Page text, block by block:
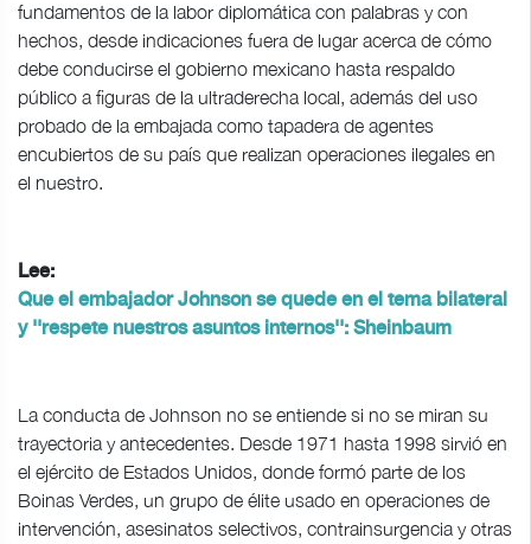
fundamentos de la labor diplomática con palabras y con
hechos, desde indicaciones fuera de lugar acerca de cómo
debe conducirse el gobierno mexicano hasta respaldo
público a figuras de la ultraderecha local, además del uso
probado de la embajada como tapadera de agentes
encubiertos de su país que realizan operaciones ilegales en
el nuestro.
Lee:
Que el embajador Johnson se quede en el tema bilateral
y ''respete nuestros asuntos internos'': Sheinbaum
La conducta de Johnson no se entiende si no se miran su
trayectoria y antecedentes. Desde 1971 hasta 1998 sirvió en
el ejército de Estados Unidos, donde formó parte de los
Boinas Verdes, un grupo de élite usado en operaciones de
intervención, asesinatos selectivos, contrainsurgencia y otras